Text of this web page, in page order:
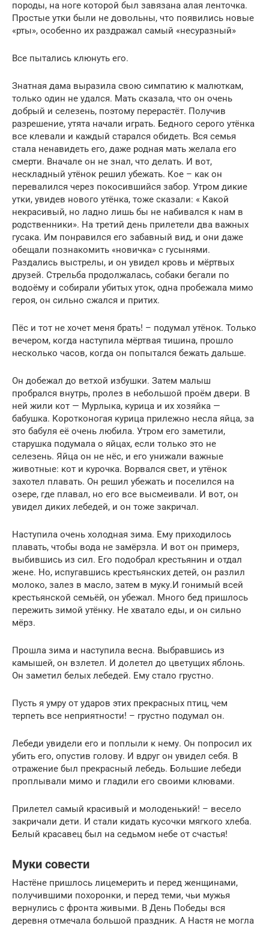
породы, на ноге которой был завязана алая ленточка.
Простые утки были не довольны, что появились новые
«рты», особенно их раздражал самый «несуразный»
Все пытались клюнуть его.
Знатная дама выразила свою симпатию к малюткам,
только один не удался. Мать сказала, что он очень
добрый и селезень, поэтому перерастёт. Получив
разрешение, утята начали играть. Бедного серого утёнка
все клевали и каждый старался обидеть. Вся семья
стала ненавидеть его, даже родная мать желала его
смерти. Вначале он не знал, что делать. И вот,
нескладный утёнок решил убежать. Кое – как он
перевалился через покосившийся забор. Утром дикие
утки, увидев нового утёнка, тоже сказали: « Какой
некрасивый, но ладно лишь бы не набивался к нам в
родственники». На третий день прилетели два важных
гусака. Им понравился его забавный вид, и они даже
обещали познакомить «новичка» с гусынями.
Раздались выстрелы, и он увидел кровь и мёртвых
друзей. Стрельба продолжалась, собаки бегали по
водоёму и собирали убитых уток, одна пробежала мимо
героя, он сильно сжался и притих.
Пёс и тот не хочет меня брать! – подумал утёнок. Только
вечером, когда наступила мёртвая тишина, прошло
несколько часов, когда он попытался бежать дальше.
Он добежал до ветхой избушки. Затем малыш
пробрался внутрь, пролез в небольшой проём двери. В
ней жили кот — Мурлыка, курица и их хозяйка —
бабушка. Коротконогая курица прилежно несла яйца, за
это бабуля её очень любила. Утром его заметили,
старушка подумала о яйцах, если только это не
селезень. Яйца он не нёс, и его унижали важные
животные: кот и курочка. Ворвался свет, и утёнок
захотел плавать. Он решил убежать и поселился на
озере, где плавал, но его все высмеивали. И вот, он
увидел диких лебедей, и он тоже закричал.
Наступила очень холодная зима. Ему приходилось
плавать, чтобы вода не замёрзла. И вот он примерз,
выбившись из сил. Его подобрал крестьянин и отдал
жене. Но, испугавшись крестьянских детей, он разлил
молоко, залез в масло, затем в муку.И гонимый всей
крестьянской семьёй, он убежал. Много бед пришлось
пережить зимой утёнку. Не хватало еды, и он сильно
мёрз.
Прошла зима и наступила весна. Выбравшись из
камышей, он взлетел. И долетел до цветущих яблонь.
Он заметил белых лебедей. Ему стало грустно.
Пусть я умру от ударов этих прекрасных птиц, чем
терпеть все неприятности! – грустно подумал он.
Лебеди увидели его и поплыли к нему. Он попросил их
убить его, опустив голову. И вдруг он увидел себя. В
отражение был прекрасный лебедь. Большие лебеди
проплывали мимо и гладили его своими клювами.
Прилетел самый красивый и молоденький! – весело
закричали дети. И стали кидать кусочки мягкого хлеба.
Белый красавец был на седьмом небе от счастья!
Муки совести
Настёне пришлось лицемерить и перед женщинами,
получившими похоронки, и перед теми, чьи мужья
вернулись с фронта живыми. В День Победы вся
деревня отмечала большой праздник. А Настя не могла